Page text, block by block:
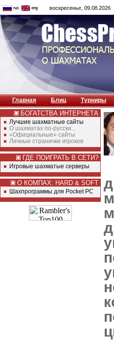
воскресенье, 09.08.2026
Главная Блиц Турниры
БОГАТСТВА ИНТЕРНЕТА
Лучшие шахматные сайты
О шахматах по-русски...
«Официальные» сайты
Личные странички игроков
ГДЕ ПОИГРАТЬ В СЕТИ?
Игровые шахматые серверы
О КОМПАХ: HARD & SOFT
Шахпрограммы для Pocket PC